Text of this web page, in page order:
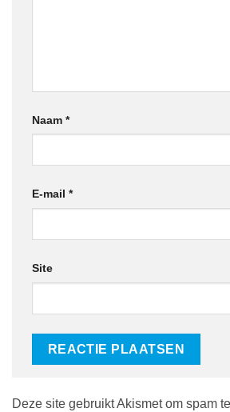
Naam *
E-mail *
Site
Deze site gebruikt Akismet om spam